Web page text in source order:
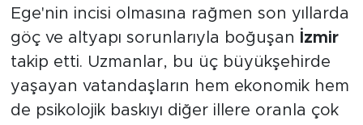
Ege'nin incisi olmasına rağmen son yıllarda
göç ve altyapı sorunlarıyla boğuşan
İzmir
takip etti. Uzmanlar, bu üç büyükşehirde
yaşayan vatandaşların hem ekonomik hem
de psikolojik baskıyı diğer illere oranla çok